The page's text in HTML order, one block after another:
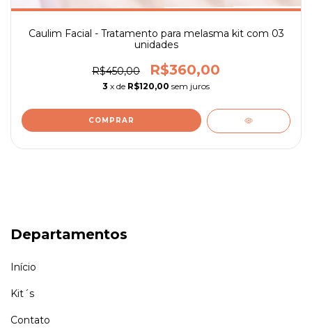
Caulim Facial - Tratamento para melasma kit com 03
unidades
R$450,00 R$360,00
3 x de R$120,00 sem juros
Departamentos
Início
Kit´s
Contato